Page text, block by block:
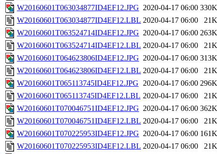
W20160601T063034877ID4EF12.JPG 2020-04-17 06:00 330K
W20160601T063034877ID4EF12.LBL 2020-04-17 06:00
21K
W20160601T063524714ID4EF12.JPG 2020-04-17 06:00 263K
W20160601T063524714ID4EF12.LBL 2020-04-17 06:00
21K
W20160601T064623806ID4EF12.JPG 2020-04-17 06:00 313K
W20160601T064623806ID4EF12.LBL 2020-04-17 06:00
21K
W20160601T065113745ID4EF12.JPG 2020-04-17 06:00 296K
W20160601T065113745ID4EF12.LBL 2020-04-17 06:00
21K
W20160601T070046751ID4EF12.JPG 2020-04-17 06:00 362K
W20160601T070046751ID4EF12.LBL 2020-04-17 06:00
21K
W20160601T070225953ID4EF12.JPG 2020-04-17 06:00 161K
W20160601T070225953ID4EF12.LBL 2020-04-17 06:00
21K